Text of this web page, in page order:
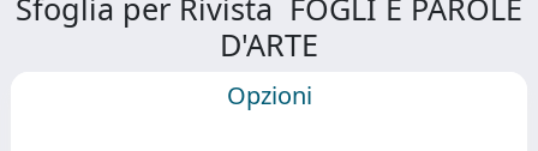
Sfoglia per Rivista FOGLI E PAROLE
D'ARTE
Opzioni